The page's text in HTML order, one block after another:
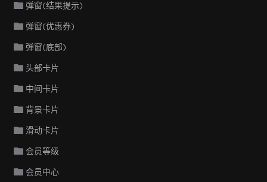
弹窗(结果提示)
弹窗(优惠券)
弹窗(底部)
头部卡片
中间卡片
背景卡片
滑动卡片
会员等级
会员中心